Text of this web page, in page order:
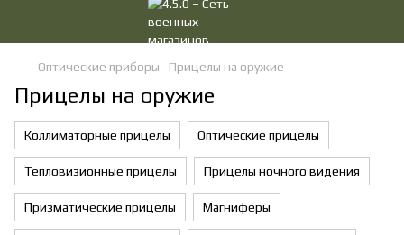
Оптические приборы Прицелы на оружие
Прицелы на оружие
Коллиматорные прицелы Оптические прицелы
Тепловизионные прицелы Прицелы ночного видения
Призматические прицелы Магниферы